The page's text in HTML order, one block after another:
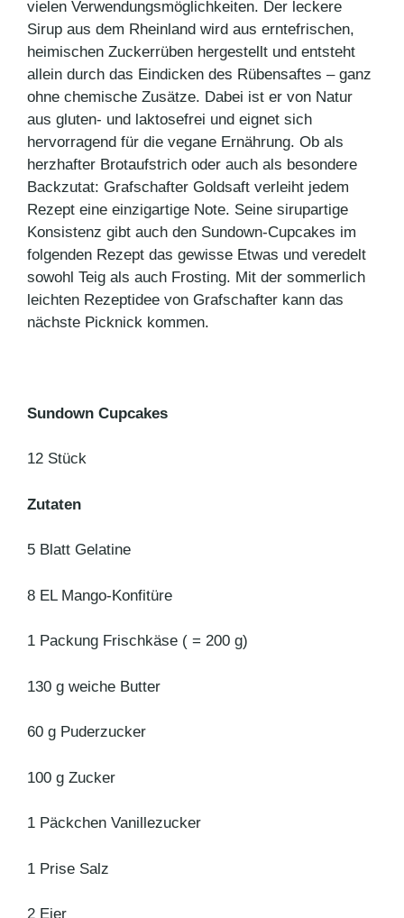
vielen Verwendungsmöglichkeiten. Der leckere
Sirup aus dem Rheinland wird aus erntefrischen,
heimischen Zuckerrüben hergestellt und entsteht
allein durch das Eindicken des Rübensaftes – ganz
ohne chemische Zusätze. Dabei ist er von Natur
aus gluten- und laktosefrei und eignet sich
hervorragend für die vegane Ernährung. Ob als
herzhafter Brotaufstrich oder auch als besondere
Backzutat: Grafschafter Goldsaft verleiht jedem
Rezept eine einzigartige Note. Seine sirupartige
Konsistenz gibt auch den Sundown-Cupcakes im
folgenden Rezept das gewisse Etwas und veredelt
sowohl Teig als auch Frosting. Mit der sommerlich
leichten Rezeptidee von Grafschafter kann das
nächste Picknick kommen.
Sundown Cupcakes
12 Stück
Zutaten
5 Blatt Gelatine
8 EL Mango-Konfitüre
1 Packung Frischkäse ( = 200 g)
130 g weiche Butter
60 g Puderzucker
100 g Zucker
1 Päckchen Vanillezucker
1 Prise Salz
2 Eier